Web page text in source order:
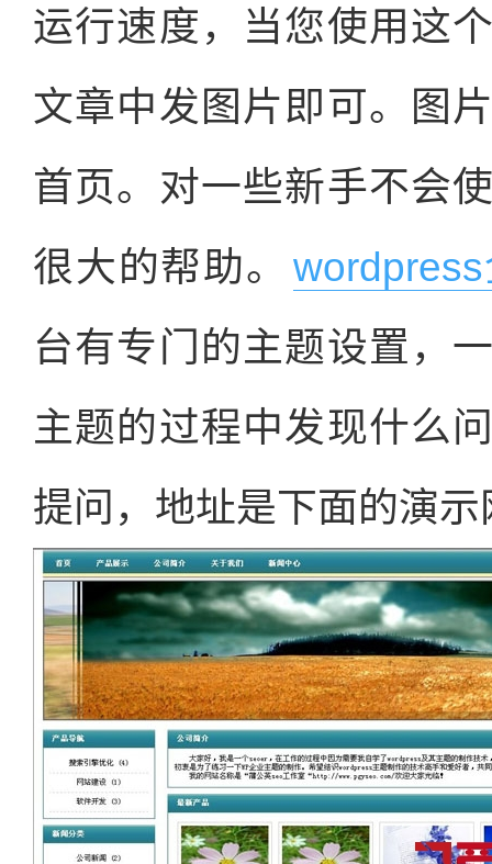
运行速度，当您使用这
文章中发图片即可。图
首页。对一些新手不会
很大的帮助。
台有专门的主题设置，
主题的过程中发现什么
提问，地址是下面的演示